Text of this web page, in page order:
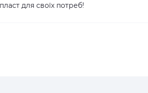
для своїх потреб!